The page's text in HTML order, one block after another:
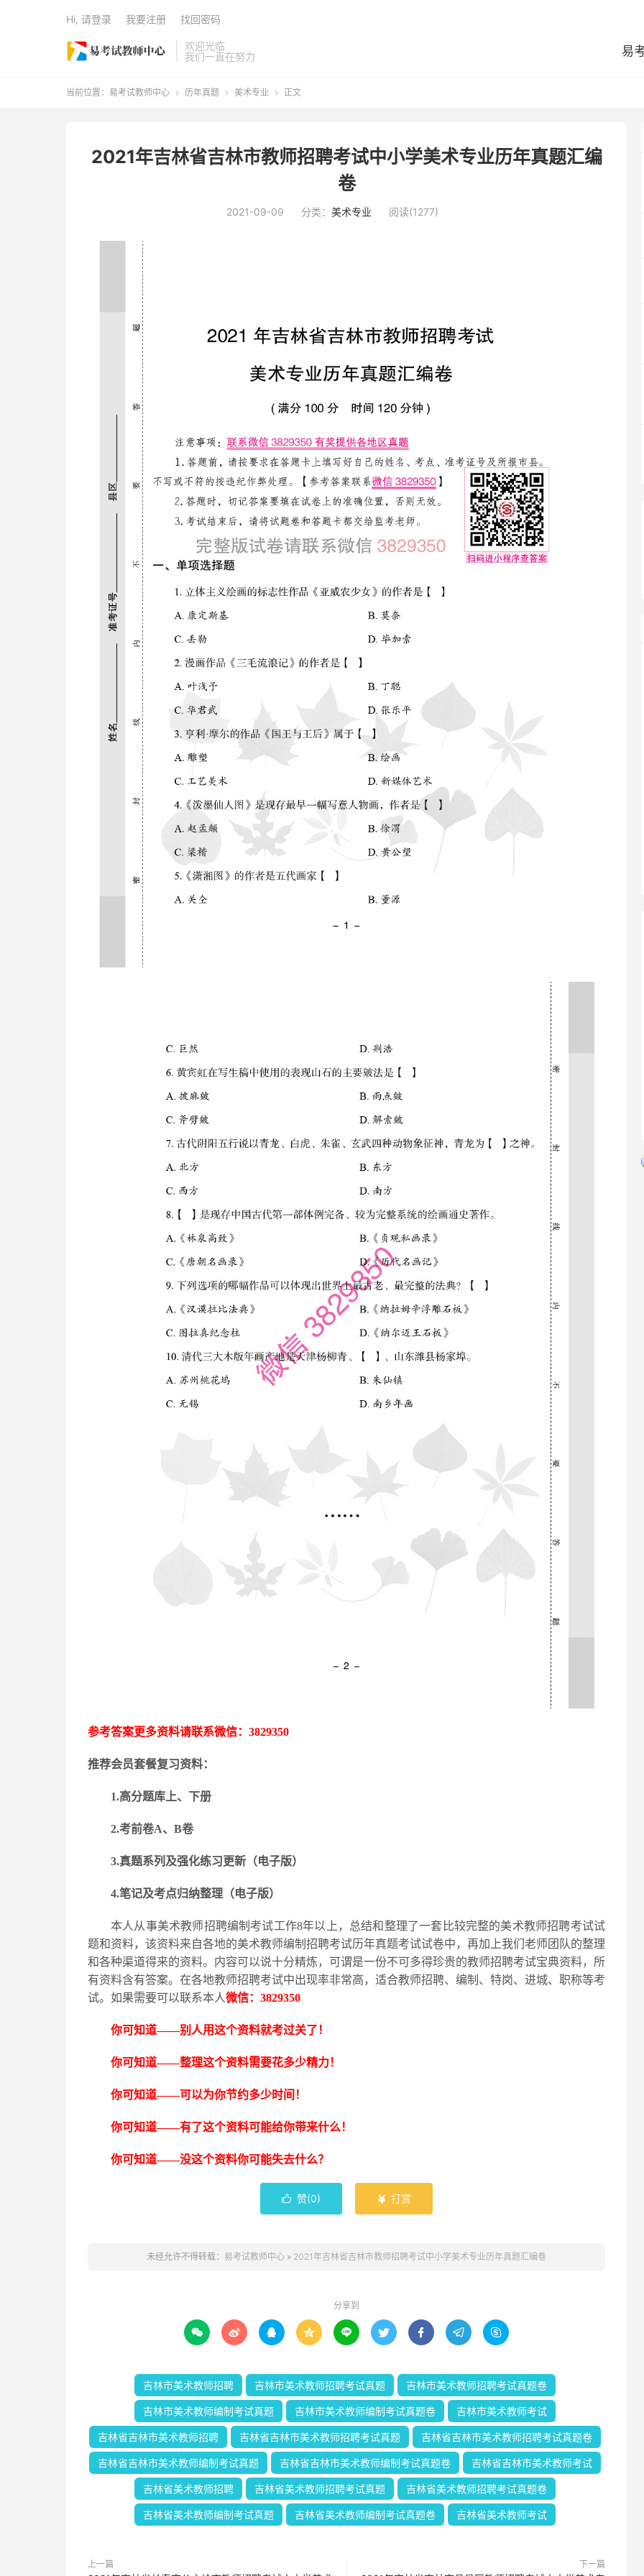
欢迎光临
我们一直在努力
易
Hi, 请登录 我要注册 找回密码
当前位置： 易考试教师中心  历年真题  美术专业  正文
2021年吉林省吉林市教师招聘考试中小学美术专业历年真题汇编
卷
2021-09-09 分类： 美术专业 阅读(1277)
参考答案更多资料请联系微信： 3829350
推荐会员套餐复习资料：
1.高分题库上、下册
2.考前卷A、B卷
3.真题系列及强化练习更新 （电子版）
4.笔记及考点归纳整理（电子版）
本人从事美术教师招聘编制考试工作8年以上，总结和整理了一套比较完整的美术教师招聘考试试
题和资料，该资料来自各地的美术教师编制招聘考试历年真题考试试卷中，再加上我们老师团队的整理
和各种渠道得来的资料。内容可以说十分精炼，可谓是一份不可多得珍贵的教师招聘考试宝典资料，所
有资料含有答案。在各地教师招聘考试中出现率非常高，适合教师招聘、编制、特岗、进城、职称等考
试。如果需要可以联系本人微信： 3829350
你可知道——别人用这个资料就考过关了！
你可知道——整理这个资料需要花多少精力！
你可知道——可以为你节约多少时间！
你可知道——有了这个资料可能给你带来什么！
你可知道——没这个资料你可能失去什么？
 赞(0)  打赏
未经允许不得转载： 易考试教师中心 » 2021年吉林省吉林市教师招聘考试中小学美术专业历年真题汇编卷
分享到
        
吉林市美术教师招聘 吉林市美术教师招聘考试真题 吉林市美术教师招聘考试真题卷
吉林市美术教师编制考试真题 吉林市美术教师编制考试真题卷 吉林市美术教师考试
吉林省吉林市美术教师招聘 吉林省吉林市美术教师招聘考试真题 吉林省吉林市美术教师招聘考试真题卷
吉林省吉林市美术教师编制考试真题 吉林省吉林市美术教师编制考试真题卷 吉林省吉林市美术教师考试
吉林省美术教师招聘 吉林省美术教师招聘考试真题 吉林省美术教师招聘考试真题卷
吉林省美术教师编制考试真题 吉林省美术教师编制考试真题卷 吉林省美术教师考试
上一篇 下一篇